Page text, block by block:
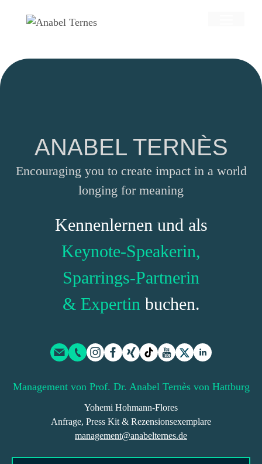
ANABEL TERNÈS
Encouraging you to create impact in a world
longing for meaning
Kennenlernen und als
Keynote-Speakerin,
Sparrings-Partnerin
& Expertin buchen.
Management von Prof. Dr. Anabel Ternès von Hattburg
Yohemi Hohmann-Flores
Anfrage, Press Kit & Rezensionsexemplare
management@anabelternes.de